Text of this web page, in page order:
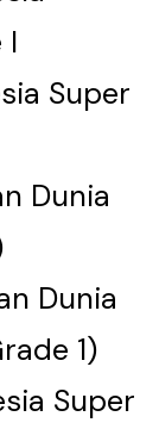
I
Super
Dunia
Dunia
1)
Super